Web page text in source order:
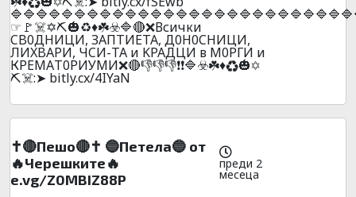
☞🚩☠️✡️⛏️🎃♻️♦️☘️☣️🔷🔴❌Всички
CB0ДHИЦИ, ЗAПTИETA, Д0H0CHИЦИ,
ЛИXBAPИ, ЧCИ-TA и KPAДЦИ в М0РГИ и
КРЕMАT0РИУМИ❌🔴👎👎👎❗❗🔷☣️☘️♦️♻️🎃✡️
⛏️☠️:➤ bitly.cx/4IYaN
✝️🔴Пешо🔴✝️ 🔵Пeтeлa🔵 от
🔥Черешките🔥
e.vg/Z0MBIZ88P
преди 2
месеца